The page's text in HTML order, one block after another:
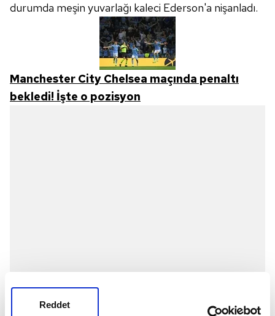
Reddet
durumda meşin yuvarlağı kaleci Ederson'a nişanladı.
Manchester City Chelsea maçında penaltı
bekledi! İşte o pozisyon